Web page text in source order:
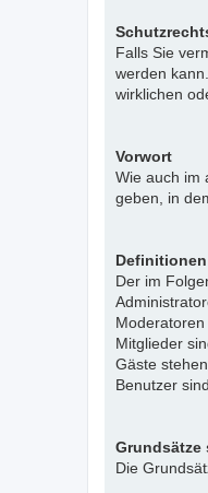
Falls Sie
werden
wirklichen
Vorwort
Wie auch im
geben, in
Definitionen
Der im
Moderatoren
Mitglieder
Gäste
Benutzer
Grundsätze
Die